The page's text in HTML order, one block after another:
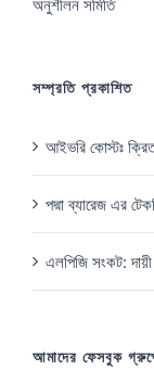
সম্প্রতি প্রকাশিত
আইভরি কোস্টঃ
পদ্মা ব্যারেজ এর
এলপিজি সংকট:
আমাদের ফেসবুক